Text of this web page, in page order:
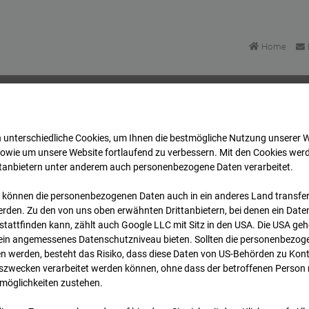
Home
Bpl 5B – 96WE - Cam 2 Archiv 2026 07 08
Bpl 5B – 96WE -
unterschiedliche Cookies, um Ihnen die best­mögliche Nutzung unserer
um unsere Website fortlaufend zu verbessern. Mit den Cookies
unter anderem auch personenbezogene Daten verarbeitet.
können die personenbezogenen Daten auch in ein anderes Land
Zu den von uns oben erwähnten Drittanbietern, bei denen ein
kann, zählt auch Google LLC mit Sitz in den USA. Die USA
angemessenes Datenschutzniveau bieten. Sollten die
werden, besteht das Risiko, dass diese Daten von US-Behörden zu
verarbeitet werden können, ohne dass der betroffenen Person
zustehen.